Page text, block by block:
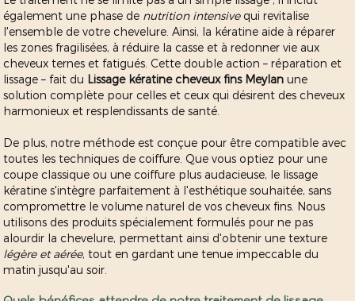
également une phase de nutrition intensivequi revitalise
l'ensemble de votre chevelure. Ainsi, la kératine aide à réparer
les zones fragilisées, à réduire la casse et à redonner vie aux
cheveux ternes et fatigués. Cette double action – réparation et
lissage – fait du Lissage kératine cheveux fins Meylan une
solution complète pour celles et ceux qui désirent des cheveux
harmonieux et resplendissants de santé.
De plus, notre méthode est conçue pour être compatible avec
toutes les techniques de coiffure. Que vous optiez pour une
coupe classique ou une coiffure plus audacieuse, le lissage
kératine s'intègre parfaitement à l'esthétique souhaitée, sans
compromettre le volume naturel de vos cheveux fins. Nous
utilisons des produits spécialement formulés pour ne pas
alourdir la chevelure, permettant ainsi d'obtenir une texture
légère et aérée, tout en gardant une tenue impeccable du
matin jusqu'au soir.